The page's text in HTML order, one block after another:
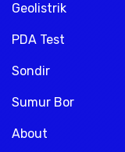
Geolistrik
PDA Test
Sondir
Sumur Bor
About